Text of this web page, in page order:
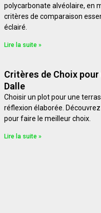
polycarbonate alvéolaire, en
critères de comparaison
éclairé.
Lire la suite »
Critères de Choix
Dalle
Choisir un plot pour une
réflexion élaborée.
pour faire le meilleur choix.
Lire la suite »